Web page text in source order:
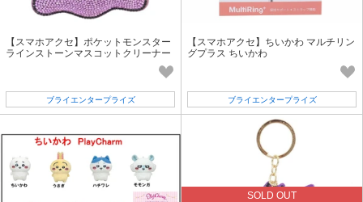
【スマホアクセ】ポケットモンスター
ラインストーンマスコットクリーナー
ブライエンタープライズ
【スマホアクセ】ちいかわ マルチリン
グプラス ちいかわ
ブライエンタープライズ
SOLD OUT